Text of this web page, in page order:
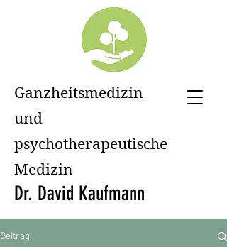
Ganzheitsmedizin
und
psychotherapeutische
Medizin
Dr. David Kaufmann
Beitrag